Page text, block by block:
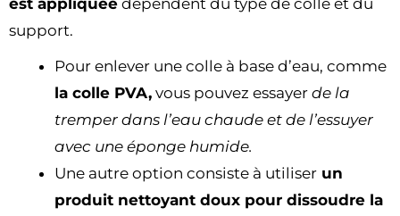
support.
Pour enlever une colle à base d’eau, comme
la colle PVA, vous pouvez essayer de la
tremper dans l’eau chaude et de l’essuyer
avec une éponge humide.
Une autre option consiste à utiliser un
produit nettoyant doux pour dissoudre la